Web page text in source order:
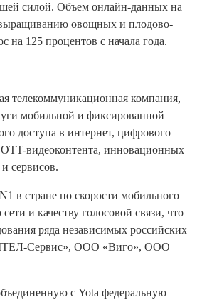
силой. Объем онлайн-данных на
овощных и плодово-
на 125 процентов с начала года.
телекоммуникационная компания,
мобильной и фиксированной
доступа в интернет, цифрового
видеоконтента, инновационных
сервисов.
в стране по скорости мобильного
и качеству голосовой связи, что
ряда независимых российских
Сервис», ООО «Виго», ООО
с Yota федеральную